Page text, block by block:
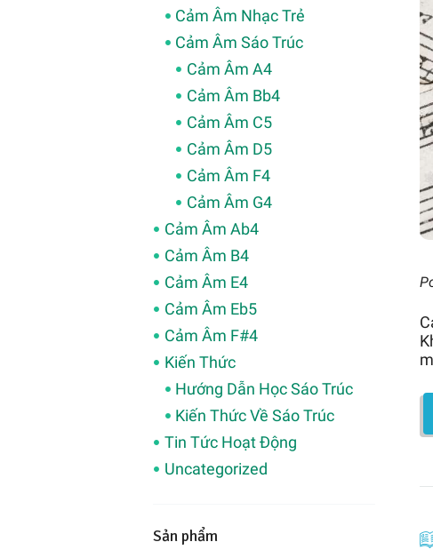
Cảm Âm Nhạc Trẻ
Cảm Âm Sáo Trúc
Cảm Âm A4
Cảm Âm Bb4
Cảm Âm C5
Cảm Âm D5
Cảm Âm F4
Cảm Âm G4
Cảm Âm Ab4
Cảm Âm B4
Cảm Âm E4
Cảm Âm Eb5
Cảm Âm F#4
Kiến Thức
Hướng Dẫn Học Sáo Trúc
Kiến Thức Về Sáo Trúc
Tin Tức Hoạt Động
Uncategorized
Sản phẩm